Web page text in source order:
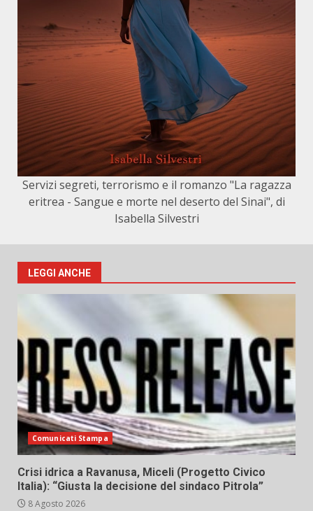
Servizi segreti, terrorismo e il romanzo "La ragazza
eritrea - Sangue e morte nel deserto del Sinai", di
Isabella Silvestri
LEGGI ANCHE
Comunicati Stampa
Crisi idrica a Ravanusa, Miceli (Progetto Civico
Italia): “Giusta la decisione del sindaco Pitrola”
8 Agosto 2026